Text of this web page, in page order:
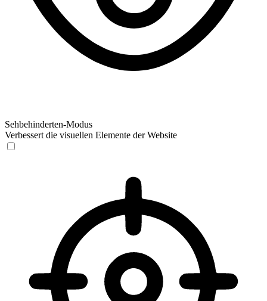
Sehbehinderten-Modus
Verbessert die visuellen Elemente der Website